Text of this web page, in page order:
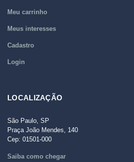
Meu carrinho
Meus interesses
Cadastro
Login
LOCALIZAÇÃO
São Paulo, SP
Praça João Mendes, 140
Cep: 01501-000
Saiba como chegar